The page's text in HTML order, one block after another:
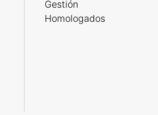
Gestión
Homologados